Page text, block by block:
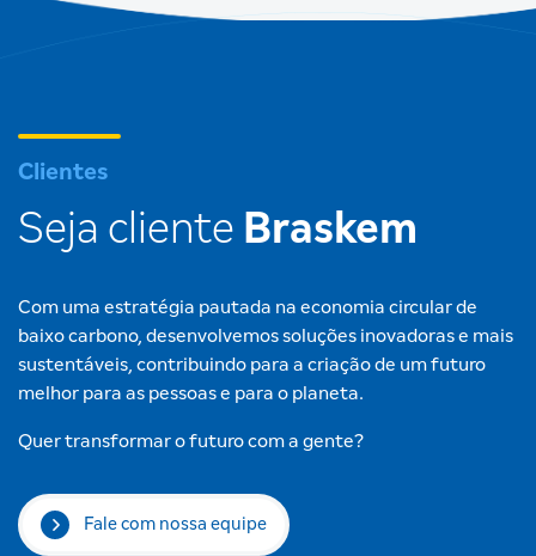
Clientes
Seja cliente Braskem
Com uma estratégia pautada na economia circular de
baixo carbono, desenvolvemos soluções inovadoras e mais
sustentáveis, contribuindo para a criação de um futuro
melhor para as pessoas e para o planeta.
Quer transformar o futuro com a gente?
Fale com nossa equipe